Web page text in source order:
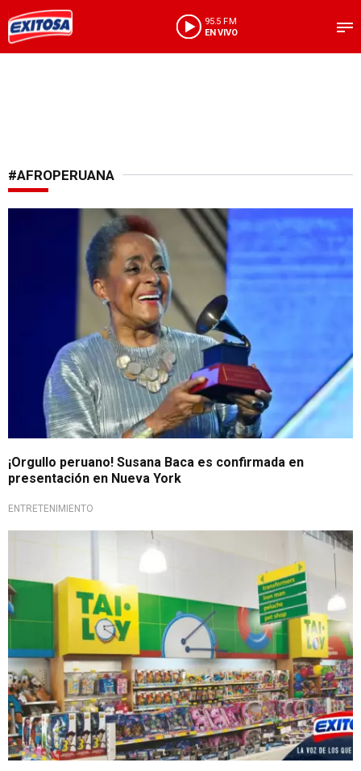
95.5 FM
EN VIVO
#AFROPERUANA
Representando al país
¡Orgullo peruano! Susana Baca es confirmada en
presentación en Nueva York
ENTRETENIMIENTO